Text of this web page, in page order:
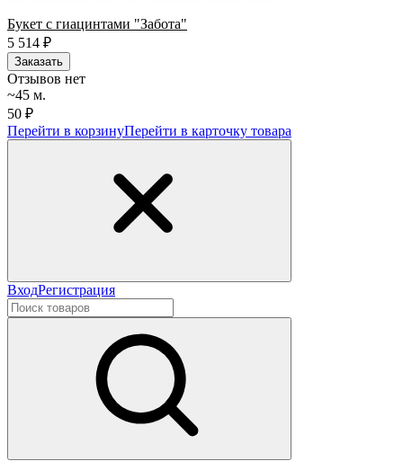
Букет с гиацинтами "Забота"
5 514 ₽
Заказать
Отзывов нет
~45 м.
50 ₽
Перейти в корзинуПерейти в карточку товара
ВходРегистрация